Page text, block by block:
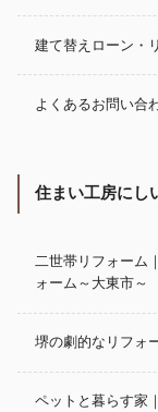
建て替えローン・
よくあるお問い合
住まい工房にし
二世帯リフォーム
ォーム～大東市～
堺の劇的なリフォ
ペットと暮らす家